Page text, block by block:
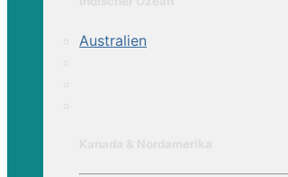
Australien